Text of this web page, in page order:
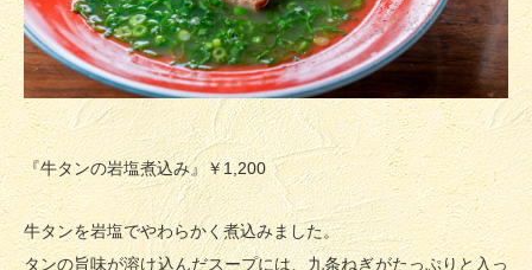
『牛タンの岩塩煮込み』￥1,200
牛タンを岩塩でやわらかく煮込みました。
タンの旨味が溶け込んだスープには、九条ねぎがたっぷりと入っ